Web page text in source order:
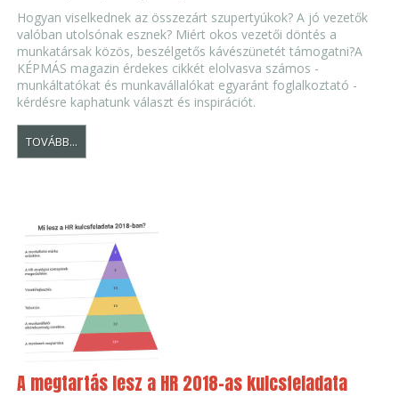
Hogyan viselkednek az összezárt szupertyúkok? A jó vezetők
valóban utolsónak esznek? Miért okos vezetői döntés a
munkatársak közös, beszélgetős kávészünetét támogatni?A
KÉPMÁS magazin érdekes cikkét elolvasva számos -
munkáltatókat és munkavállalókat egyaránt foglalkoztató -
kérdésre kaphatunk választ és inspirációt.
TOVÁBB...
A megtartás lesz a HR 2018-as kulcsfeladata